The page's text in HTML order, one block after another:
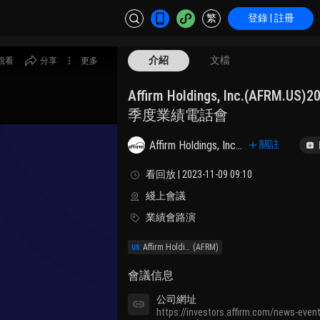
繁 登錄 | 註冊
看 分享 更多 介紹 文檔
Affirm Holdings,
季度業績電話會
Affirm Holdings, Inc. Class A 關註
看回放 | 2023-11-09 09:10
綫上會議
業績會路演
Affirm Holdings, Inc. (AFRM)
會議信息
公司網址
https://investors.affirm.com/news-